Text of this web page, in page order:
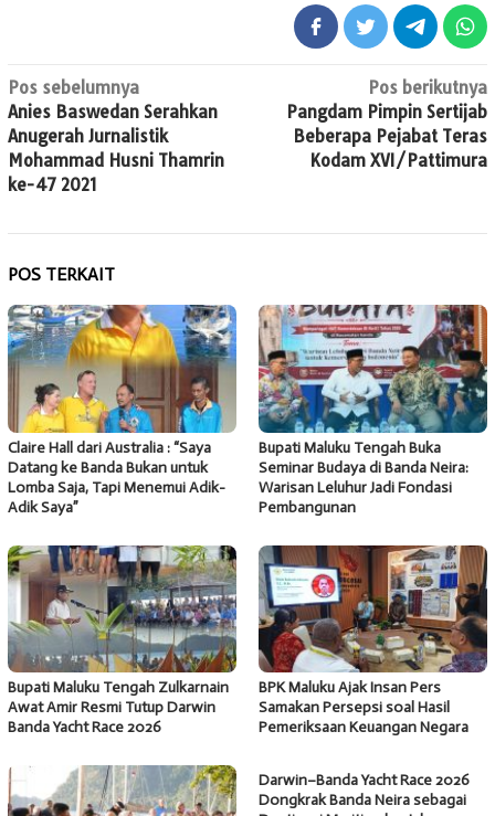
Navigasi
pos
Pos sebelumnya
Anies Baswedan Serahkan
Anugerah Jurnalistik
Mohammad Husni Thamrin
ke-47 2021
Pos berikutnya
Pangdam Pimpin Sertijab
Beberapa Pejabat Teras
Kodam XVI/Pattimura
POS TERKAIT
Claire Hall dari Australia : “Saya
Datang ke Banda Bukan untuk
Lomba Saja, Tapi Menemui Adik-
Adik Saya”
Bupati Maluku Tengah Buka
Seminar Budaya di Banda Neira:
Warisan Leluhur Jadi Fondasi
Pembangunan
Bupati Maluku Tengah Zulkarnain
Awat Amir Resmi Tutup Darwin
Banda Yacht Race 2026
BPK Maluku Ajak Insan Pers
Samakan Persepsi soal Hasil
Pemeriksaan Keuangan Negara
Darwin–Banda Yacht Race 2026
Dongkrak Banda Neira sebagai